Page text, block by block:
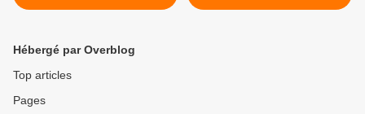
30 SEPTEMBRE 2015
(J+2483 après le vote
Hébergé par Overblog
Top articles
Pages